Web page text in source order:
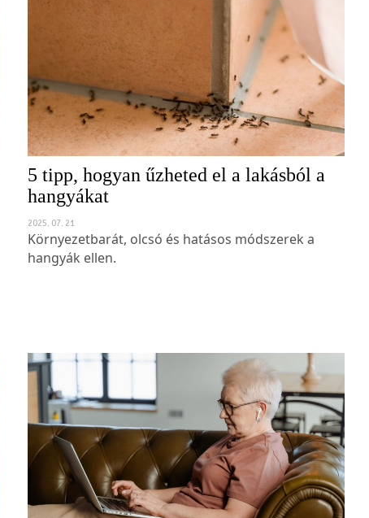
5 tipp, hogyan űzheted el a lakásból a
hangyákat
2025. 07. 21
Környezetbarát, olcsó és hatásos módszerek a
hangyák ellen.